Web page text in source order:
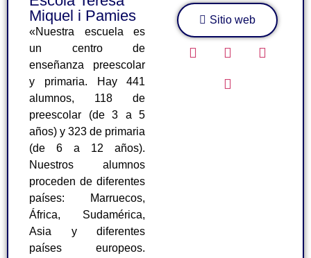
Sitio web
Miquel i Pamies
«Nuestra escuela es
un centro de
enseñanza preescolar
y primaria. Hay 441
alumnos, 118 de
preescolar (de 3 a 5
años) y 323 de primaria
(de 6 a 12 años).
Nuestros alumnos
proceden de diferentes
países: Marruecos,
África, Sudamérica,
Asia y diferentes
países europeos.